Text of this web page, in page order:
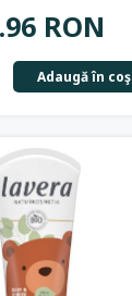
RON
Adaugă în coş